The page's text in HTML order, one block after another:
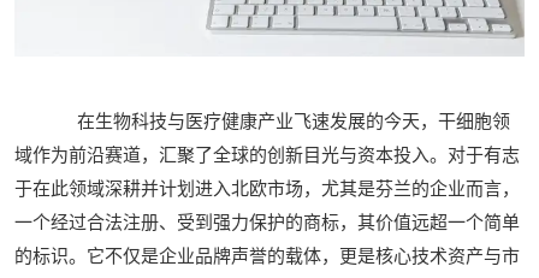
在生物科技与医疗健康产业飞速发展的今天，干细胞领
域作为前沿赛道，汇聚了全球的创新目光与资本投入。对于有志
于在此领域深耕并计划进入北欧市场，尤其是芬兰的企业而言，
一个经过合法注册、受到强力保护的商标，其价值远超一个简单
的标识。它不仅是企业品牌声誉的载体，更是核心技术资产与市